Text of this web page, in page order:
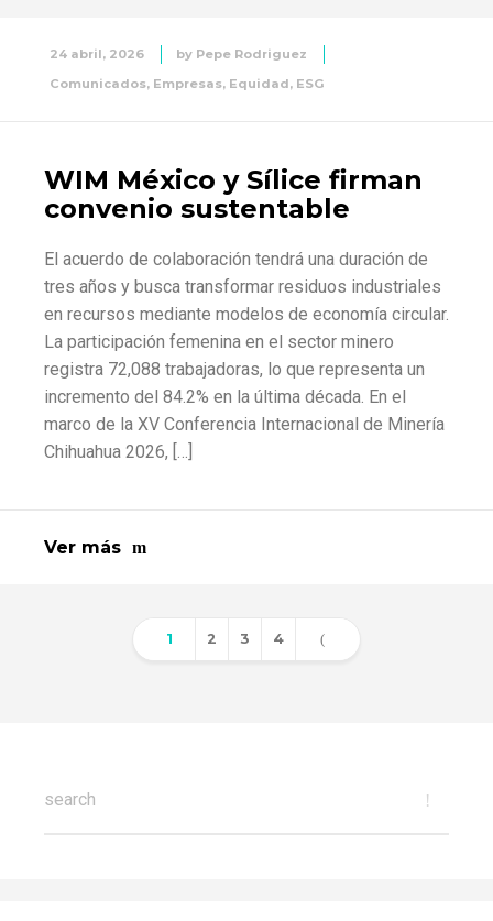
24 abril, 2026 by Pepe Rodriguez
Comunicados, Empresas, Equidad, ESG
WIM México y Sílice firman
convenio sustentable
El acuerdo de colaboración tendrá una duración de
tres años y busca transformar residuos industriales
en recursos mediante modelos de economía circular.
La participación femenina en el sector minero
registra 72,088 trabajadoras, lo que representa un
incremento del 84.2% en la última década. En el
marco de la XV Conferencia Internacional de Minería
Chihuahua 2026, […]
Ver más
1 2 3 4